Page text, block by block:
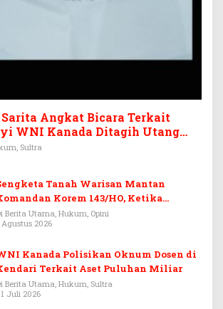
Angkat Bicara Terkait
WNI Kanada Ditagih Utang
Sultra
Tanah Warisan Mantan
Korem 143/HO, Ketika
Menjadi Arena Pemerasan
Berita Utama, Hukum, Opini
Agustus 2026
Kanada Polisikan Oknum Dosen di
Terkait Aset Puluhan Miliar
Berita Utama, Hukum, Sultra
Juli 2026